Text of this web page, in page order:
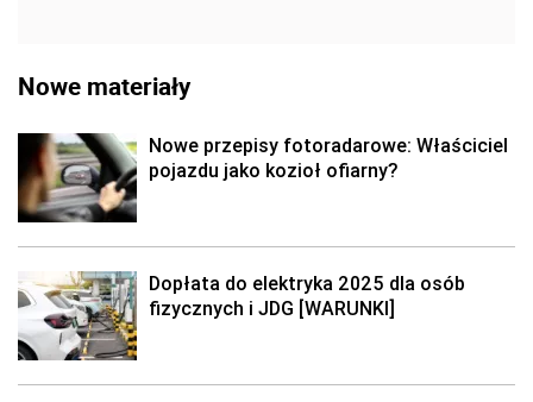
Nowe materiały
Nowe przepisy fotoradarowe: Właściciel
pojazdu jako kozioł ofiarny?
Dopłata do elektryka 2025 dla osób
fizycznych i JDG [WARUNKI]